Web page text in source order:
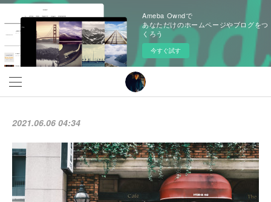
Ameba Owndで
あなただけのホームページやブログをつ
くろう
今すぐ試す
2021.06.06 04:34